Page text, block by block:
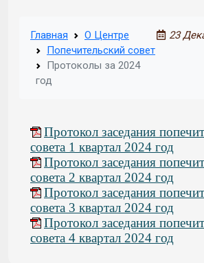
Главная
О Центре
Попечительский совет
Протоколы за 2024
год
23
Протокол заседания
совета 1 квартал 2024 год
Протокол заседания
совета 2 квартал 2024 год
Протокол заседания
совета 3 квартал 2024 год
Протокол заседания
совета 4 квартал 2024 год